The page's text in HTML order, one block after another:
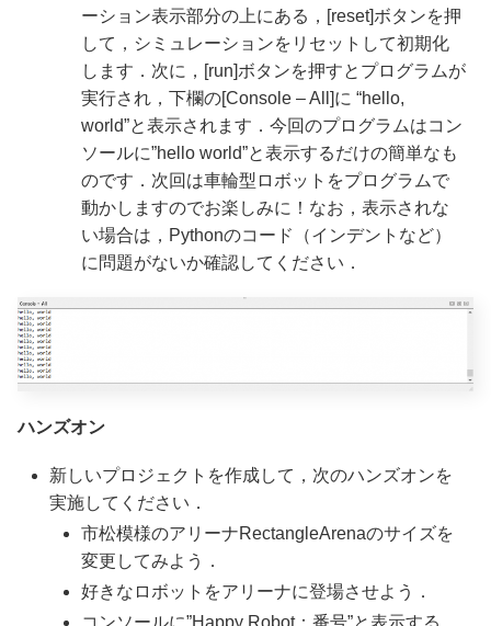
ーション表示部分の上にある，[reset]ボタンを押
して，シミュレーションをリセットして初期化
します．次に，[run]ボタンを押すとプログラムが
実行され，下欄の[Console – All]に “hello,
world”と表示されます．今回のプログラムはコン
ソールに”hello world”と表示するだけの簡単なも
のです．次回は車輪型ロボットをプログラムで
動かしますのでお楽しみに！なお，表示されな
い場合は，Pythonのコード（インデントなど）
に問題がないか確認してください．
ハンズオン
新しいプロジェクトを作成して，次のハンズオンを
実施してください．
市松模様のアリーナRectangleArenaのサイズを
変更してみよう．
好きなロボットをアリーナに登場させよう．